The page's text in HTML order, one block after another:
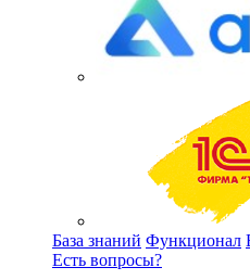
База знаний Функционал
Есть вопросы?